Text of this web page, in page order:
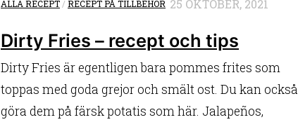
ALLA RECEPT /RECEPT PÅ TILLBEHÖR 25 OKTOBER, 2021
Dirty Fries – recept och tips
Dirty Fries är egentligen bara pommes frites som
toppas med goda grejor och smält ost. Du kan också
göra dem på färsk potatis som här. Jalapeños,